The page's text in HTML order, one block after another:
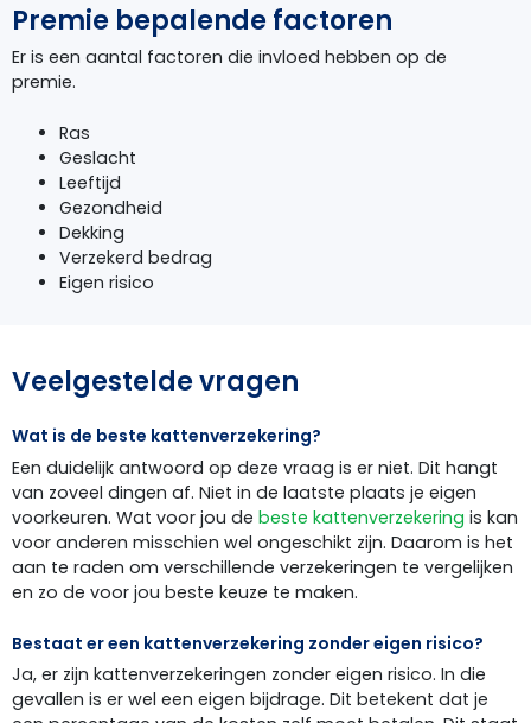
Premie bepalende factoren
Er is een aantal factoren die invloed hebben op de
premie.
Ras
Geslacht
Leeftijd
Gezondheid
Dekking
Verzekerd bedrag
Eigen risico
Veelgestelde vragen
Wat is de beste kattenverzekering?
Een duidelijk antwoord op deze vraag is er niet. Dit hangt
van zoveel dingen af. Niet in de laatste plaats je eigen
voorkeuren. Wat voor jou de beste kattenverzekering is kan
voor anderen misschien wel ongeschikt zijn. Daarom is het
aan te raden om verschillende verzekeringen te vergelijken
en zo de voor jou beste keuze te maken.
Bestaat er een kattenverzekering zonder eigen risico?
Ja, er zijn kattenverzekeringen zonder eigen risico. In die
gevallen is er wel een eigen bijdrage. Dit betekent dat je